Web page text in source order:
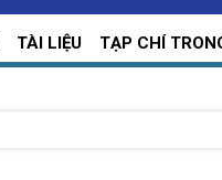
TÀI LIỆU TẠP CHÍ